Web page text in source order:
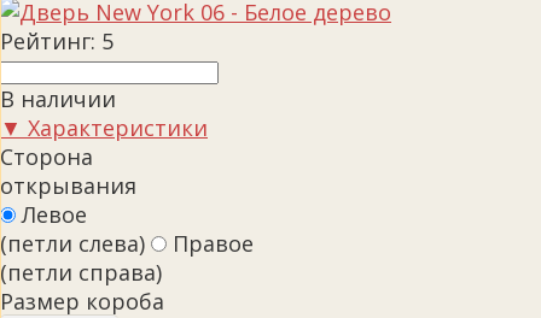
Рейтинг: 5
В наличии
▼ Характеристики
Сторона
открывания
Левое
(петли слева)
Правое
(петли справа)
Размер короба